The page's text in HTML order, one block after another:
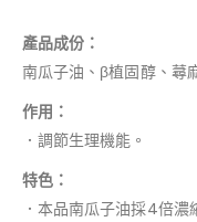
產品成份：
南瓜子油、β植固醇、蕁
作用：
．調節生理機能。
特色：
．本品南瓜子油採4倍